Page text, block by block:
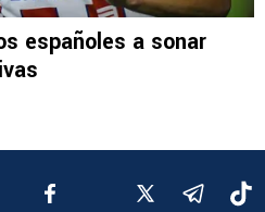
españoles a sonar